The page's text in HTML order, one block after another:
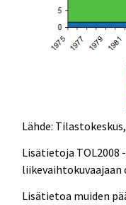
Lähde:
Lisätietoja TOL2008
Lisätietoa muiden